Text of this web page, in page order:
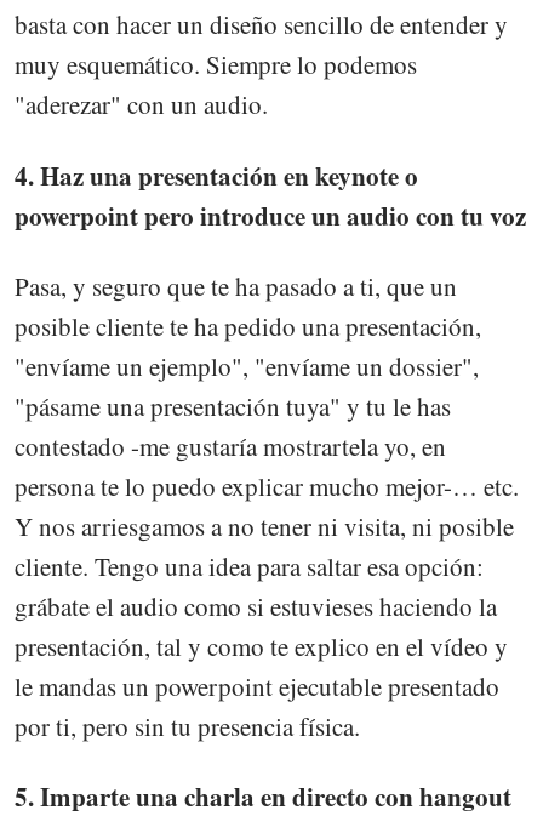
basta con hacer un diseño sencillo de entender y
muy esquemático. Siempre lo podemos
"aderezar" con un audio.
4. Haz una presentación en keynote o
powerpoint pero introduce un audio con tu voz
Pasa, y seguro que te ha pasado a ti, que un
posible cliente te ha pedido una presentación,
"envíame un ejemplo", "envíame un dossier",
"pásame una presentación tuya" y tu le has
contestado -me gustaría mostrartela yo, en
persona te lo puedo explicar mucho mejor-… etc.
Y nos arriesgamos a no tener ni visita, ni posible
cliente. Tengo una idea para saltar esa opción:
grábate el audio como si estuvieses haciendo la
presentación, tal y como te explico en el vídeo y
le mandas un powerpoint ejecutable presentado
por ti, pero sin tu presencia física.
5. Imparte una charla en directo con hangout